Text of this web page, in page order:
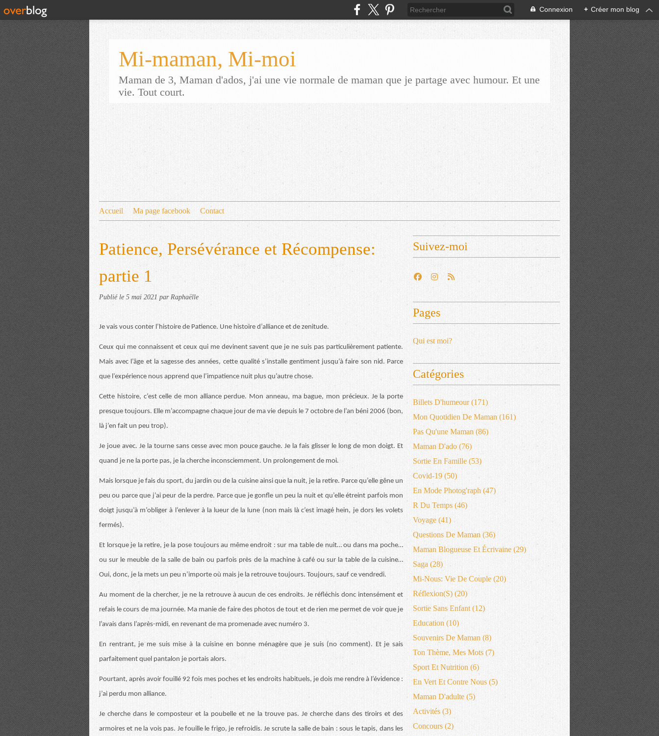
Connexion + Créer mon blog
Mi-maman, Mi-moi
Maman de 3, Maman d'ados, j'ai une vie normale de maman que je partage avec humour. Et une
vie. Tout court.
Accueil Ma page facebook Contact
Patience, Persévérance et Récompense:
partie 1
Publié le 5 mai 2021 par Raphaëlle
Je vais vous conter l’histoire de Patience. Une histoire d’alliance et de zenitude.
Ceux qui me connaissent et ceux qui me devinent savent que je ne suis pas particulièrement patiente.
Mais avec l’âge et la sagesse des années, cette qualité s’installe gentiment jusqu’à faire son nid. Parce
que l’expérience nous apprend que l’impatience nuit plus qu’autre chose.
Cette histoire, c’est celle de mon alliance perdue. Mon anneau, ma bague, mon précieux. Je la porte
presque toujours. Elle m’accompagne chaque jour de ma vie depuis le 7 octobre de l’an béni 2006 (bon,
là j’en fait un peu trop).
Je joue avec. Je la tourne sans cesse avec mon pouce gauche. Je la fais glisser le long de mon doigt. Et
quand je ne la porte pas, je la cherche inconsciemment. Un prolongement de moi.
Mais lorsque je fais du sport, du jardin ou de la cuisine ainsi que la nuit, je la retire. Parce qu’elle gêne un
peu ou parce que j’ai peur de la perdre. Parce que je gonfle un peu la nuit et qu’elle étreint parfois mon
doigt jusqu’à m’obliger à l’enlever à la lueur de la lune (non mais là c’est imagé hein, je dors les volets
fermés).
Et lorsque je la retire, je la pose toujours au même endroit : sur ma table de nuit… ou dans ma poche…
ou sur le meuble de la salle de bain ou parfois près de la machine à café ou sur la table de la cuisine…
Oui, donc, je la mets un peu n’importe où mais je la retrouve toujours. Toujours, sauf ce vendredi.
Au moment de la chercher, je ne la retrouve à aucun de ces endroits. Je réfléchis donc intensément et
refais le cours de ma journée. Ma manie de faire des photos de tout et de rien me permet de voir que je
l’avais dans l’après-midi, en revenant de ma promenade avec numéro 3.
En rentrant, je me suis mise à la cuisine en bonne ménagère que je suis (no comment). Et je sais
parfaitement quel pantalon je portais alors.
Pourtant, après avoir fouillé 92 fois mes poches et les endroits habituels, je dois me rendre à l’évidence :
j’ai perdu mon alliance.
Je cherche dans le composteur et la poubelle et ne la trouve pas. Je cherche dans des tiroirs et des
armoires et ne la vois pas. Je fouille le frigo, je refroidis. Je scrute la salle de bain : sous le tapis, dans les
Suivez-moi
Pages
Qui est moi?
Catégories
Billets D'humeour(171)
Mon Quotidien De Maman (161)
Pas Qu'une Maman (86)
Maman D'ado (76)
Sortie En Famille (53)
Covid-19 (50)
En Mode Photog'raph (47)
R Du Temps (46)
Voyage (41)
Questions De Maman (36)
Maman Blogueuse Et Écrivaine (29)
Saga (28)
Mi-Nous: Vie De Couple (20)
Réflexion(s) (20)
Sortie Sans Enfant (12)
Education (10)
Souvenirs De Maman (8)
Ton Thème, Mes Mots (7)
Sport Et Nutrition (6)
En Vert Et Contre Nous (5)
Maman D'adulte (5)
Activités (3)
Concours (2)